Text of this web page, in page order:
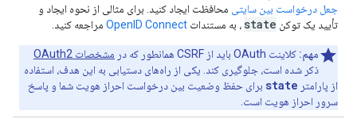
جعل درخواست بین سایتی
محافظت ایجاد کنید. برای مثالی از نحوه ایجاد و
تأیید یک توکن state ، به مستندات OpenID Connect مراجعه کنید.
مهم: کلاینت OAuth باید از CSRF همانطور که در
مشخصات OAuth2
ذکر شده است، جلوگیری کند. یکی از راه‌های دستیابی به این هدف، استفاده
از پارامتر state برای حفظ وضعیت بین درخواست احراز هویت شما و پاسخ
سرور احراز هویت است.